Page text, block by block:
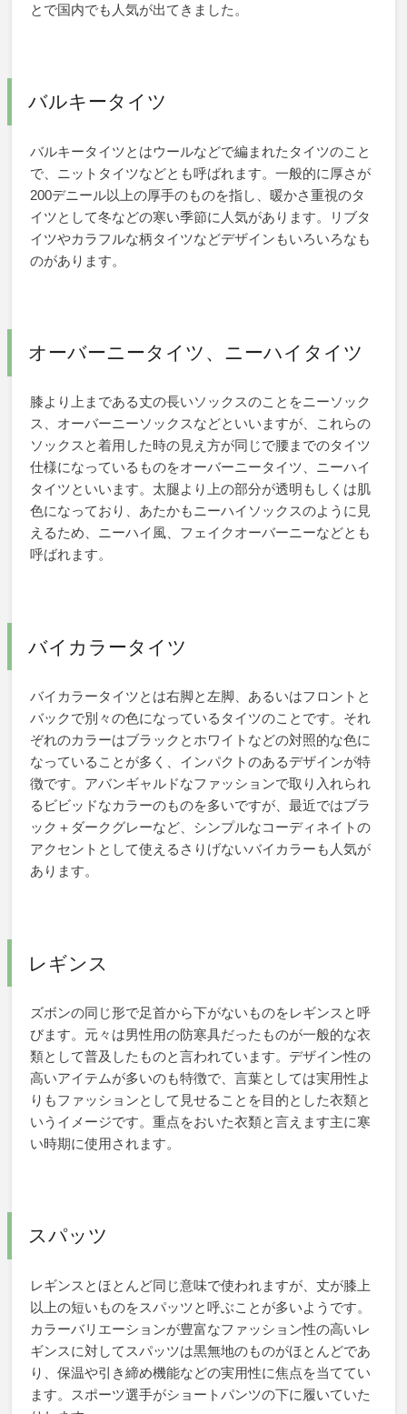
とで国内でも人気が出てきました。
バルキータイツ
バルキータイツとはウールなどで編まれたタイツのこと
で、ニットタイツなどとも呼ばれます。一般的に厚さが
200デニール以上の厚手のものを指し、暖かさ重視のタ
イツとして冬などの寒い季節に人気があります。リブタ
イツやカラフルな柄タイツなどデザインもいろいろなも
のがあります。
オーバーニータイツ、ニーハイタイツ
膝より上まである丈の長いソックスのことをニーソック
ス、オーバーニーソックスなどといいますが、これらの
ソックスと着用した時の見え方が同じで腰までのタイツ
仕様になっているものをオーバーニータイツ、ニーハイ
タイツといいます。太腿より上の部分が透明もしくは肌
色になっており、あたかもニーハイソックスのように見
えるため、ニーハイ風、フェイクオーバーニーなどとも
呼ばれます。
バイカラータイツ
バイカラータイツとは右脚と左脚、あるいはフロントと
バックで別々の色になっているタイツのことです。それ
ぞれのカラーはブラックとホワイトなどの対照的な色に
なっていることが多く、インパクトのあるデザインが特
徴です。アバンギャルドなファッションで取り入れられ
るビビッドなカラーのものを多いですが、最近ではブラ
ック＋ダークグレーなど、シンプルなコーディネイトの
アクセントとして使えるさりげないバイカラーも人気が
あります。
レギンス
ズボンの同じ形で足首から下がないものをレギンスと呼
びます。元々は男性用の防寒具だったものが一般的な衣
類として普及したものと言われています。デザイン性の
高いアイテムが多いのも特徴で、言葉としては実用性よ
りもファッションとして見せることを目的とした衣類と
いうイメージです。重点をおいた衣類と言えます主に寒
い時期に使用されます。
スパッツ
レギンスとほとんど同じ意味で使われますが、丈が膝上
以上の短いものをスパッツと呼ぶことが多いようです。
カラーバリエーションが豊富なファッション性の高いレ
ギンスに対してスパッツは黒無地のものがほとんどであ
り、保温や引き締め機能などの実用性に焦点を当ててい
ます。スポーツ選手がショートパンツの下に履いていた